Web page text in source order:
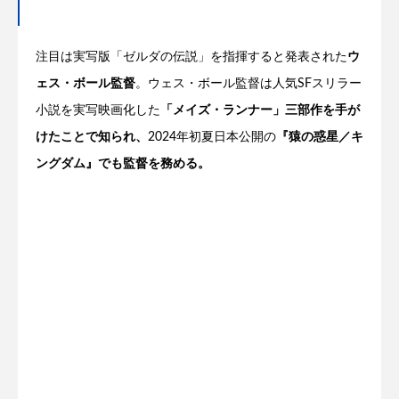
注目は実写版「ゼルダの伝説」を指揮すると発表されたウ
ェス・ボール監督。ウェス・ボール監督は人気SFスリラー
小説を実写映画化した 「メイズ・ランナー」三部作を手が
けたことで知られ、 2024年初夏日本公開の 『猿の惑星／キ
ングダム』でも監督を務める。